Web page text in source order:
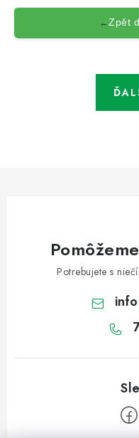
←Zpět
Potrebujete s
info